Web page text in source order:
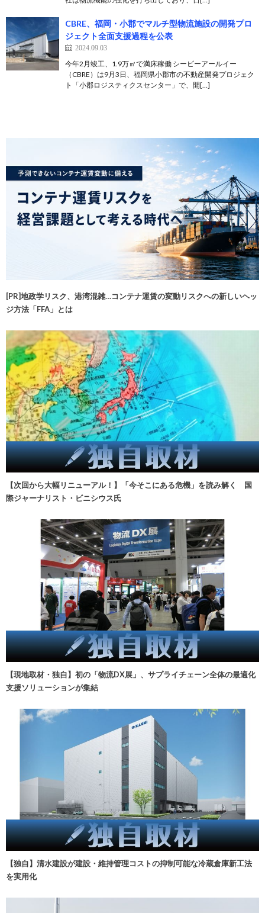
CBRE、福岡・小郡でマルチ型物流施設の開発プロ
ジェクト全面支援過程を公表
2024.09.03
今年2月竣工、1.9万㎡で満床稼働 シービーアールイー
（CBRE）は9月3日、福岡県小郡市の不動産開発プロジェク
ト「小郡ロジスティクスセンター」で、開[…]
[PR]地政学リスク、港湾混雑…コンテナ運賃の変動リスクへの新しいヘッ
ジ方法「FFA」とは
【次回から大幅リニューアル！】「今そこにある危機」を読み解く 国
際ジャーナリスト・ビニシウス氏
【現地取材・独自】初の「物流DX展」、サプライチェーン全体の最適化
支援ソリューションが集結
【独自】清水建設が建設・維持管理コストの抑制可能な冷蔵倉庫新工法
を実用化